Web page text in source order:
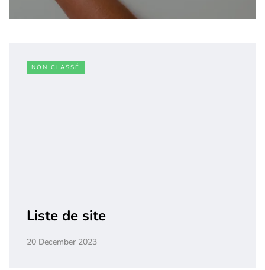
NON CLASSÉ
Liste de site
20 December 2023